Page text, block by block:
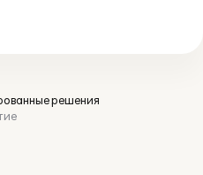
решения